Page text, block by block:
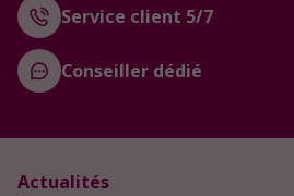
Service client 5/7
Conseiller dédié
Actualités